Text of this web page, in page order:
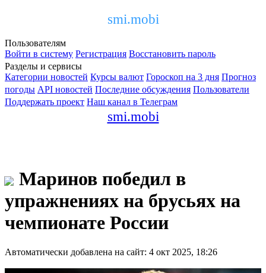
smi.mobi
Пользователям
Войти в систему Регистрация Восстановить пароль
Разделы и сервисы
Категории новостей Курсы валют Гороскоп на 3 дня Прогноз
погоды API новостей Последние обсуждения Пользователи
Поддержать проект Наш канал в Телеграм
smi.mobi
Маринов победил в
упражнениях на брусьях на
чемпионате России
Автоматически добавлена на сайт: 4 окт 2025, 18:26